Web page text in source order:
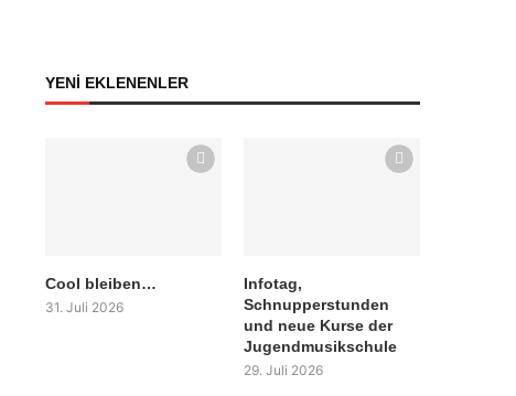
YENİ EKLENENLER
Cool bleiben…
31. Juli 2026
Infotag,
Schnupperstunden
und neue Kurse der
Jugendmusikschule
29. Juli 2026